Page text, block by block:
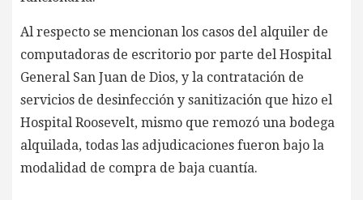
Al respecto se mencionan los casos del alquiler de
computadoras de escritorio por parte del Hospital
General San Juan de Dios, y la contratación de
servicios de desinfección y sanitización que hizo el
Hospital Roosevelt, mismo que remozó una bodega
alquilada, todas las adjudicaciones fueron bajo la
modalidad de compra de baja cuantía.